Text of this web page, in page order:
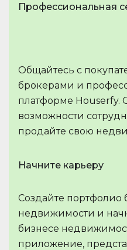
Профессиональная
Общайтесь с
брокерами и
платформе Houserfy.
возможности
продайте свою
Начните карьеру
Создайте портфолио
недвижимости и
бизнесе
приложение,